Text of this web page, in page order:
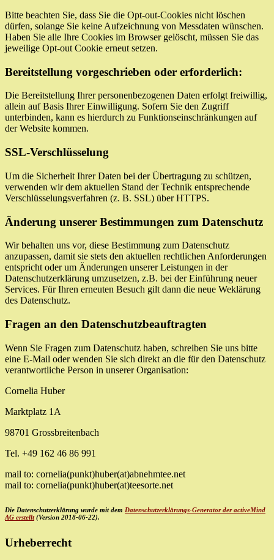
Bitte beachten Sie, dass Sie die Opt-out-Cookies nicht löschen
dürfen, solange Sie keine Aufzeichnung von Messdaten wünschen.
Haben Sie alle Ihre Cookies im Browser gelöscht, müssen Sie das
jeweilige Opt-out Cookie erneut setzen.
Bereitstellung vorgeschrieben oder erforderlich:
Die Bereitstellung Ihrer personenbezogenen Daten erfolgt freiwillig,
allein auf Basis Ihrer Einwilligung. Sofern Sie den Zugriff
unterbinden, kann es hierdurch zu Funktionseinschränkungen auf
der Website kommen.
SSL-Verschlüsselung
Um die Sicherheit Ihrer Daten bei der Übertragung zu schützen,
verwenden wir dem aktuellen Stand der Technik entsprechende
Verschlüsselungsverfahren (z. B. SSL) über HTTPS.
Änderung unserer Bestimmungen zum Datenschutz
Wir behalten uns vor, diese Bestimmung zum Datenschutz
anzupassen, damit sie stets den aktuellen rechtlichen Anforderungen
entspricht oder um Änderungen unserer Leistungen in der
Datenschutzerklärung umzusetzen, z.B. bei der Einführung neuer
Services. Für Ihren erneuten Besuch gilt dann die neue Weklärung
des Datenschutz.
Fragen an den Datenschutzbeauftragten
Wenn Sie Fragen zum Datenschutz haben, schreiben Sie uns bitte
eine E-Mail oder wenden Sie sich direkt an die für den Datenschutz
verantwortliche Person in unserer Organisation:
Cornelia Huber
Marktplatz 1A
98701 Grossbreitenbach
Tel. +49 162 46 86 991
mail to: cornelia(punkt)huber(at)abnehmtee.net
mail to: cornelia(punkt)huber(at)teesorte.net
Die Datenschutzerklärung wurde mit dem Datenschutzerklärungs-Generator der activeMind
AG erstellt(Version 2018-06-22).
Urheberrecht